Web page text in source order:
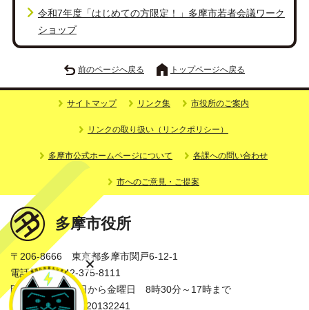
令和7年度「はじめての方限定！」多摩市若者会議ワーク
ショップ
前のページへ戻る トップページへ戻る
サイトマップ リンク集 市役所のご案内
リンクの取り扱い（リンクポリシー）
多摩市公式ホームページについて 各課への問い合わせ
市へのご意見・ご提案
多摩市役所
〒206-8666 東京都多摩市関戸6-12-1
電話番号：042-375-8111
開庁時間：月曜日から金曜日 8時30分～17時まで
法人番号：3000020132241